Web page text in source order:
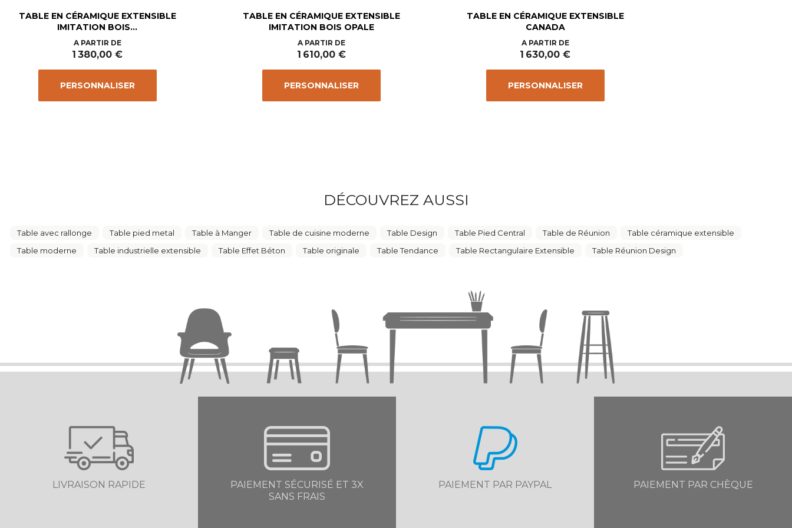
TABLE EN CÉRAMIQUE EXTENSIBLE
IMITATION BOIS...
Prix
A PARTIR DE
1 380,00 €
PERSONNALISER
TABLE EN CÉRAMIQUE EXTENSIBLE
IMITATION BOIS OPALE
Prix
A PARTIR DE
1 610,00 €
PERSONNALISER
TABLE EN CÉRAMIQUE EXTENSIBLE
CANADA
Prix
A PARTIR DE
1 630,00 €
PERSONNALISER
DÉCOUVREZ AUSSI
Table avec rallonge Table pied metal Table à Manger Table de cuisine moderne Table Design Table Pied Central Table de Réunion
Table céramique extensible
Table moderne
Table industrielle extensible Table Effet Béton Table originale Table Tendance Table Rectangulaire Extensible Table Réunion Design
LIVRAISON RAPIDE
PAIEMENT SÉCURISÉ ET 3X
SANS FRAIS
PAIEMENT PAR PAYPAL PAIEMENT PAR CHÈQUE